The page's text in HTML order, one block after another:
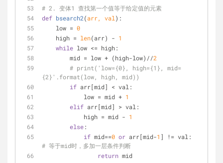
# 2. 变体1 查找第一个值等于给定值的元素
def bsearch2(arr, val ):
    low =
0
    high =
len(arr) - 1
while low <= high:
        mid = low + (high-low)//
2
# print('low={0}, high={1}, mid=
{2}'.format(low, high, mid))
if arr[mid] < val:
            low = mid +
1
elif arr[mid] > val:
            high = mid -
1
else:
if mid==0 or arr[mid-1
# 等于mid时，多加一层条件判断
return mid